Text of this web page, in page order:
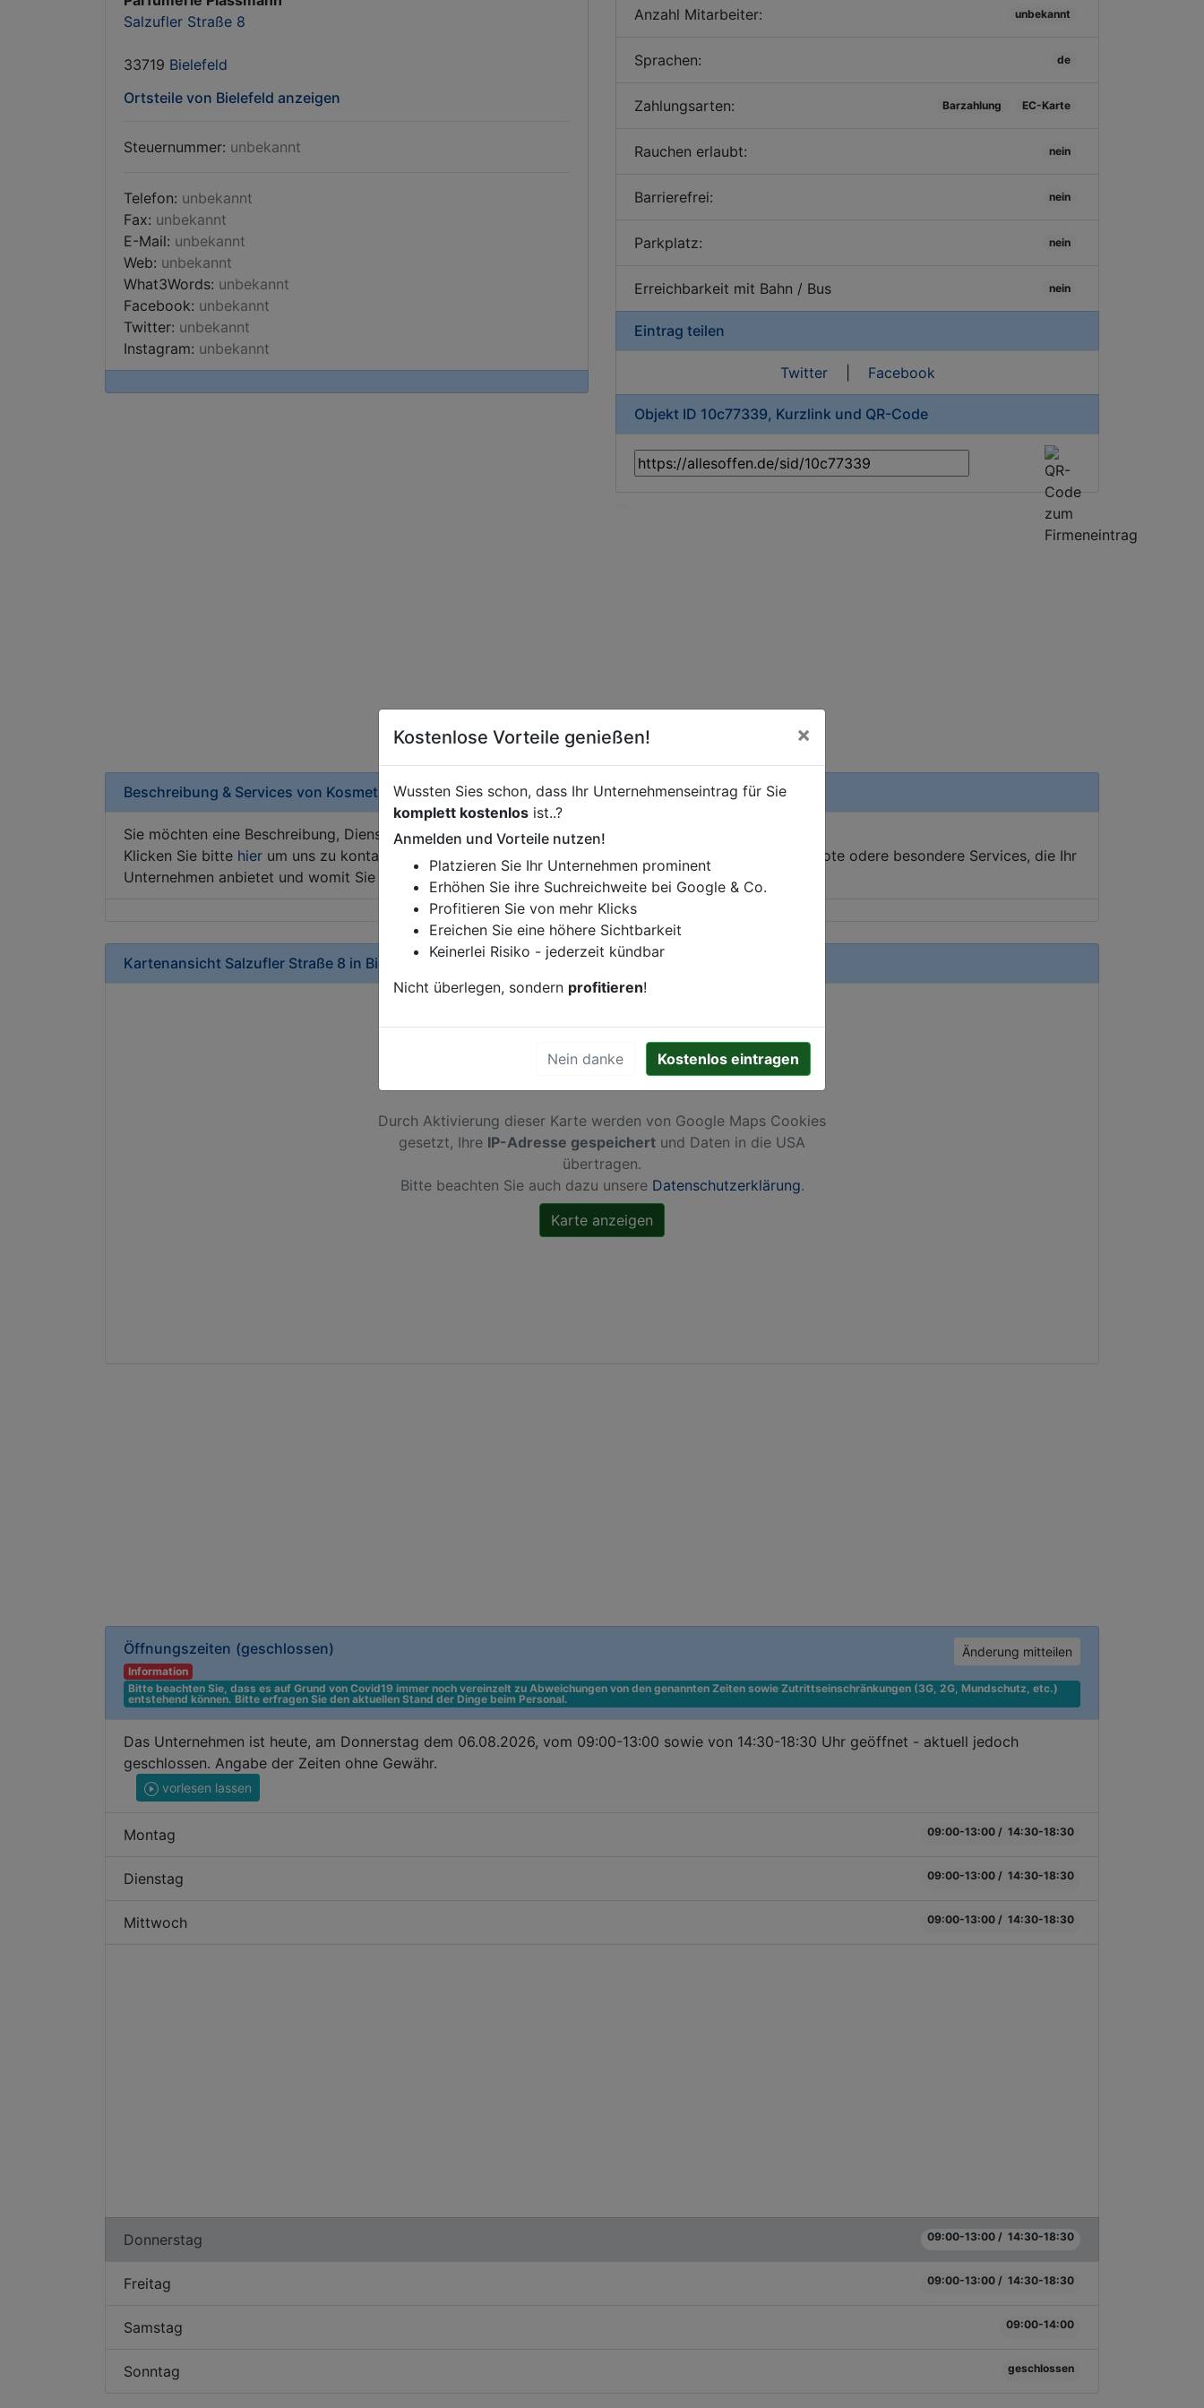
Salzufler Straße 8
33719 Bielefeld
Ortsteile von Bielefeld anzeigen
Steuernummer: unbekannt
Telefon: unbekannt
Fax: unbekannt
E-Mail: unbekannt
Web: unbekannt
What3Words: unbekannt
Facebook: unbekannt
Twitter: unbekannt
Instagram: unbekannt
Öffnungszeiten (geschlossen) Änderung mitteilen
Information
Bitte beachten Sie, dass es auf Grund von Covid19 immer noch vereinzelt zu Abweichungen von den genannten Zeiten sowie Zutrittseinschränkungen (3G, 2G, Mundschutz, etc.)
entstehend können. Bitte erfragen Sie den aktuellen Stand der Dinge beim Personal.
Das Unternehmen ist heute, am Donnerstag dem 06.08.2026, vom 09:00-13:00 sowie von 14:30-18:30 Uhr geöffnet - aktuell jedoch
geschlossen. Angabe der Zeiten ohne Gewähr.
vorlesen lassen
Montag 09:00-13:00 / 14:30-18:30
Dienstag 09:00-13:00 / 14:30-18:30
Mittwoch 09:00-13:00 / 14:30-18:30
Donnerstag 09:00-13:00 / 14:30-18:30
Freitag 09:00-13:00 / 14:30-18:30
Samstag 09:00-14:00
Sonntag geschlossen
Anzahl Mitarbeiter: unbekannt
Sprachen: de
Zahlungsarten: Barzahlung EC-Karte
Rauchen erlaubt: nein
Barrierefrei: nein
Parkplatz: nein
Erreichbarkeit mit Bahn / Bus nein
Eintrag teilen
Twitter| Facebook
Objekt ID 10c77339, Kurzlink und QR-Code
Beschreibung & Services von Kosmetikgeschäft
Sie möchten eine Beschreibung, Dienstleistung oder andere relevante Informationen hinzufügen?
Klicken Sie bitte hier um uns zu kontaktieren. Gerne erweitern wir Ihren Firmeneintrag um Sonderangebote odere besondere Services, die Ihr
Unternehmen anbietet und womit Sie sich von Ihren Wettbewerbern abheben.
Kartenansicht Salzufler Straße 8 in Bielefeld
Durch Aktivierung dieser Karte werden von Google Maps Cookies
gesetzt, Ihre IP-Adresse gespeichert und Daten in die USA
übertragen.
Bitte beachten Sie auch dazu unsere Datenschutzerklärung.
Kostenlose Vorteile genießen! ×
Wussten Sies schon, dass Ihr Unternehmenseintrag für Sie
komplett kostenlos ist..?
Anmelden und Vorteile nutzen!
Platzieren Sie Ihr Unternehmen prominent
Erhöhen Sie ihre Suchreichweite bei Google & Co.
Profitieren Sie von mehr Klicks
Ereichen Sie eine höhere Sichtbarkeit
Keinerlei Risiko - jederzeit kündbar
Nicht überlegen, sondern profitieren!
Nein danke Kostenlos eintragen